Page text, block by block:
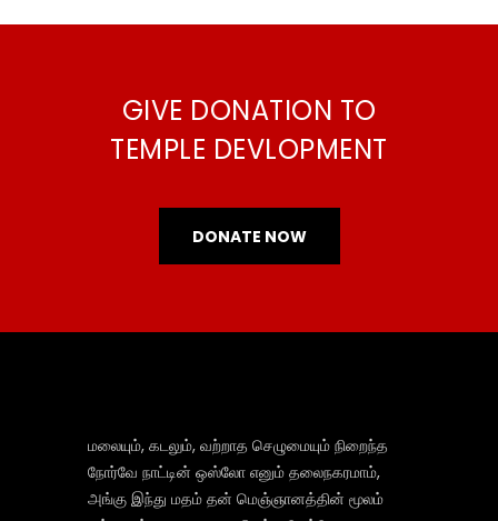
GIVE DONATION TO
TEMPLE DEVLOPMENT
DONATE NOW
மலையும், கடலும், வற்றாத செழுமையும் நிறைந்த
நோர்வே நாட்டின் ஒஸ்லோ எனும் தலைநகரமாம்,
அங்கு இந்து மதம் தன் மெஞ்ஞானத்தின் மூலம்